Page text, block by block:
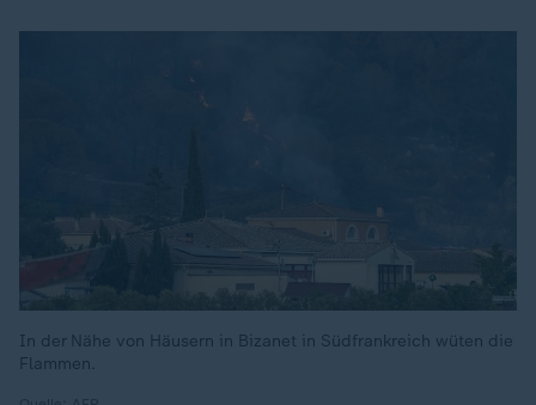
In der Nähe von Häusern in Bizanet in Südfrankreich wüten die
Flammen.